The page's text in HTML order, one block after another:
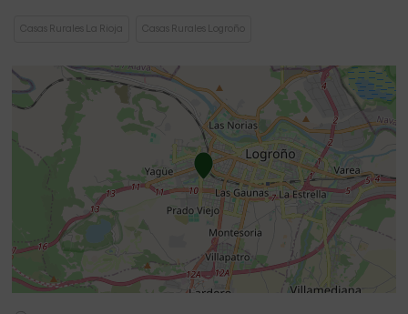
Casas Rurales La Rioja Casas Rurales Logroño